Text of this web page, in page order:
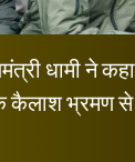
धामी ने
भ्रमण से